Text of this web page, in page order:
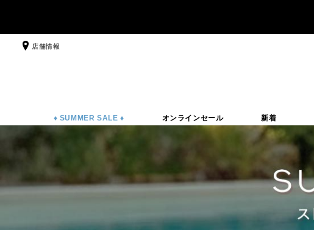
店舗情報
♦ SUMMER SALE ♦ オンラインセール 新着